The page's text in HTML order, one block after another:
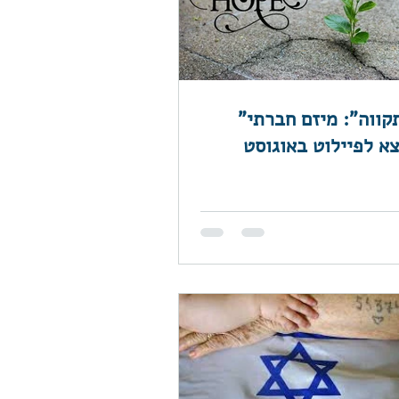
"מאיץ התקווה": מיזם חברתי